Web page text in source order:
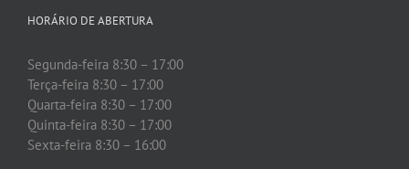
HORÁRIO DE ABERTURA
Segunda-feira 8:30 – 17:00
Terça-feira 8:30 – 17:00
Quarta-feira 8:30 – 17:00
Quinta-feira 8:30 – 17:00
Sexta-feira 8:30 – 16:00